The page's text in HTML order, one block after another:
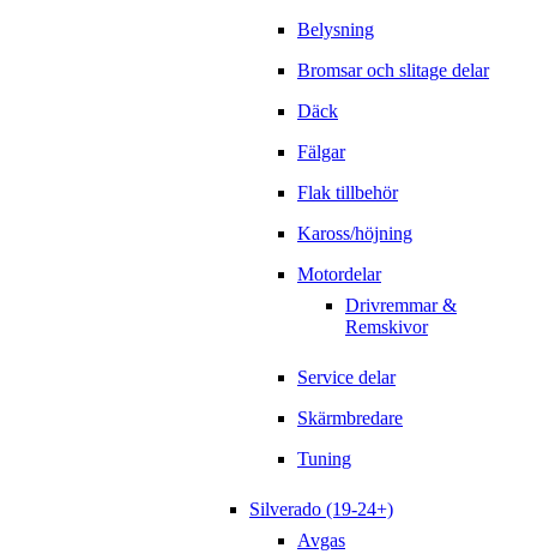
Belysning
Bromsar och slitage delar
Däck
Fälgar
Flak tillbehör
Kaross/höjning
Motordelar
Drivremmar &
Remskivor
Service delar
Skärmbredare
Tuning
Silverado (19-24+)
Avgas